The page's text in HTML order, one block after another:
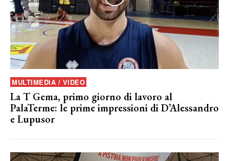
MULTIMEDIA / VIDEO
La T Gema, primo giorno di lavoro al
PalaTerme: le prime impressioni di D’Alessandro
e Lupusor